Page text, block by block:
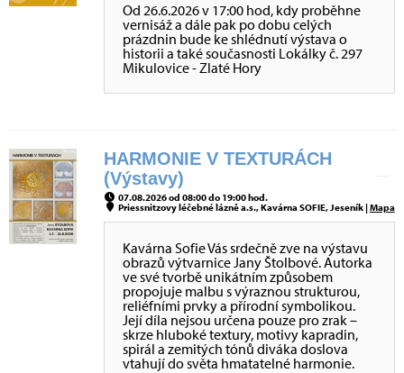
Od 26.6.2026 v 17:00 hod, kdy proběhne
vernisáž a dále pak po dobu celých
prázdnin bude ke shlédnutí výstava o
historii a také současnosti Lokálky č. 297
Mikulovice - Zlaté Hory
HARMONIE V TEXTURÁCH
(Výstavy)
07.08.2026 od 08:00 do 19:00 hod.
Priessnitzovy léčebné lázně a.s., Kavárna SOFIE, Jeseník |Mapa
Kavárna Sofie Vás srdečně zve na výstavu
obrazů výtvarnice Jany Štolbové. Autorka
ve své tvorbě unikátním způsobem
propojuje malbu s výraznou strukturou,
reliéfními prvky a přírodní symbolikou.
Její díla nejsou určena pouze pro zrak –
skrze hluboké textury, motivy kapradin,
spirál a zemitých tónů diváka doslova
vtahují do světa hmatatelné harmonie.